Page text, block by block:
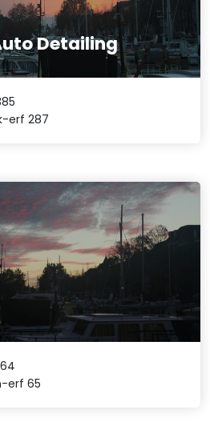
Detailing
erf 287
erf 65